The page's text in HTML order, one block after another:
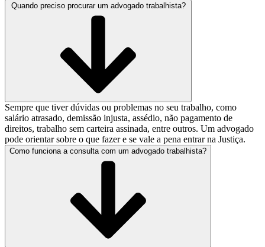
Quando preciso procurar um advogado trabalhista?
Sempre que tiver dúvidas ou problemas no seu trabalho, como
salário atrasado, demissão injusta, assédio, não pagamento de
direitos, trabalho sem carteira assinada, entre outros. Um advogado
pode orientar sobre o que fazer e se vale a pena entrar na Justiça.
Como funciona a consulta com um advogado trabalhista?